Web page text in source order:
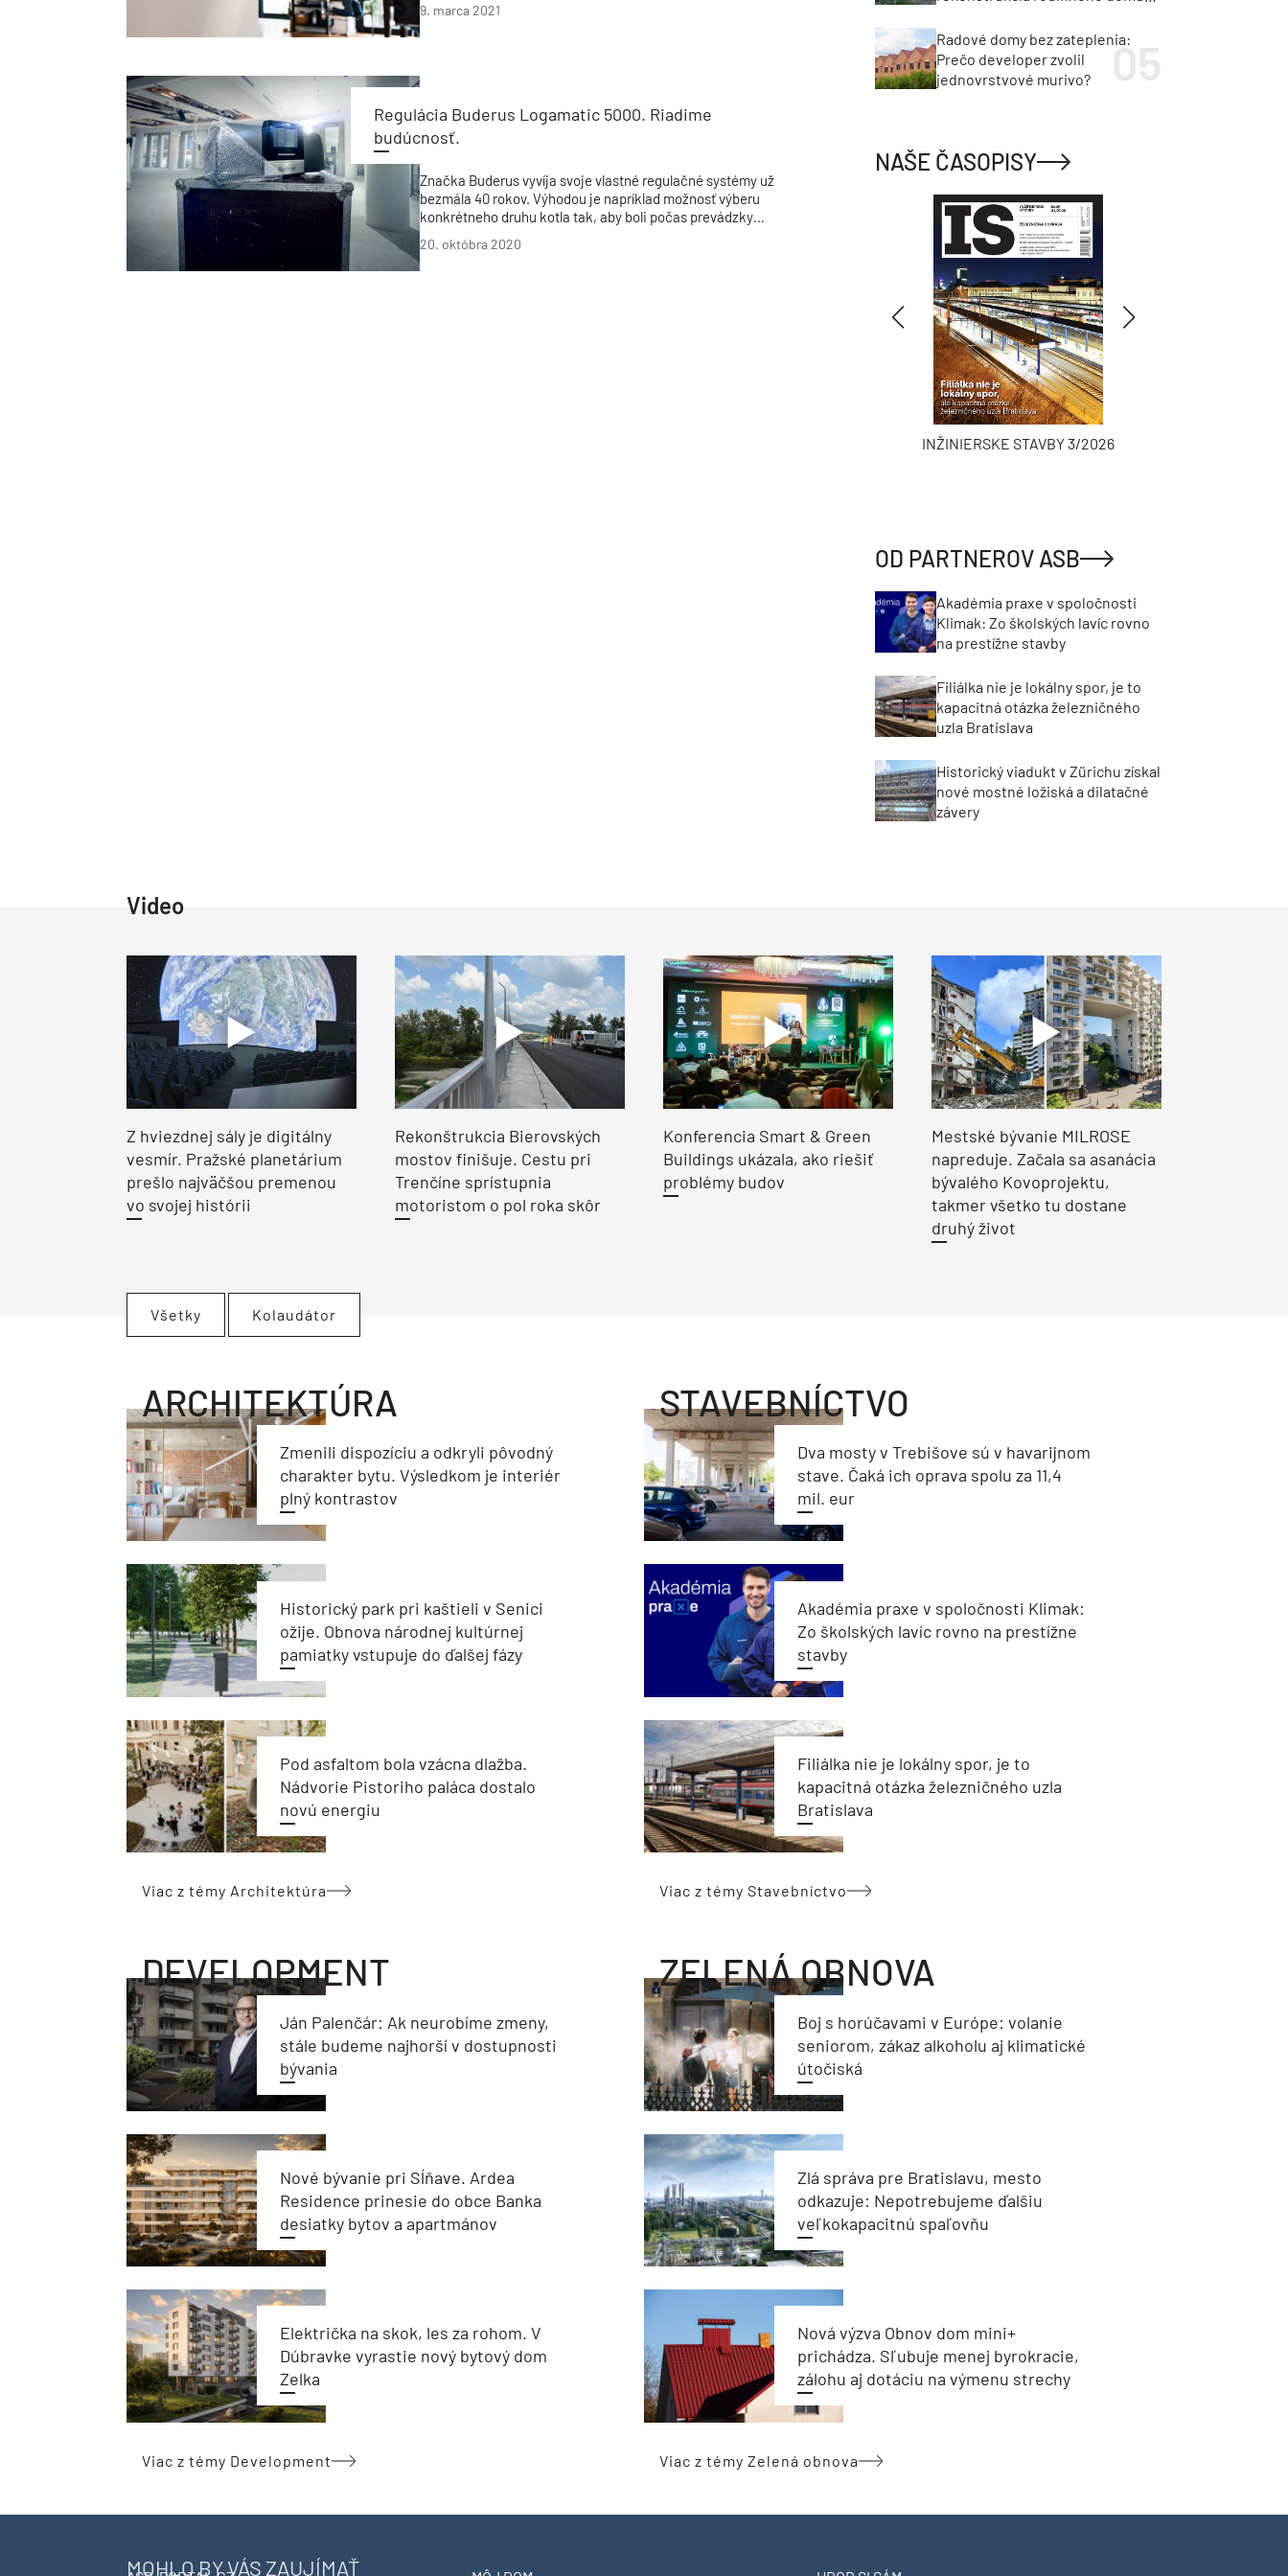
9. marca 2021
Regulácia Buderus Logamatic 5000. Riadime
budúcnosť.
Značka Buderus vyvíja svoje vlastné regulačné systémy už
bezmála 40 rokov. Výhodou je napríklad možnosť výberu
konkrétneho druhu kotla tak, aby boli počas prevádzky
počty štartov kotlov, ktoré vďaka kvalitnej regulácii vydržia čo
20. októbra 2020
Video
Z hviezdnej sály je digitálny
vesmír. Pražské planetárium
prešlo najväčšou premenou
vo svojej histórii
Rekonštrukcia Bierovských
mostov finišuje. Cestu pri
Trenčíne sprístupnia
motoristom o pol roka skôr
Konferencia Smart & Green
Buildings ukázala, ako riešiť
problémy budov
Mestské bývanie MILROSE
napreduje. Začala sa asanácia
bývalého Kovoprojektu,
takmer všetko tu dostane
druhý život
Všetky Kolaudátor
ARCHITEKTÚRA
Zmenili dispozíciu a odkryli pôvodný
charakter bytu. Výsledkom je interiér
plný kontrastov
Historický park pri kaštieli v Senici
ožije. Obnova národnej kultúrnej
pamiatky vstupuje do ďalšej fázy
Pod asfaltom bola vzácna dlažba.
Nádvorie Pistoriho paláca dostalo
novú energiu
Viac z témy Architektúra
STAVEBNÍCTVO
Dva mosty v Trebišove sú v havarijnom
stave. Čaká ich oprava spolu za 11,4
mil. eur
Akadémia praxe v spoločnosti Klimak:
Zo školských lavíc rovno na prestížne
stavby
Filiálka nie je lokálny spor, je to
kapacitná otázka železničného uzla
Bratislava
Viac z témy Stavebníctvo
DEVELOPMENT
Ján Palenčár: Ak neurobíme zmeny,
stále budeme najhorší v dostupnosti
bývania
Nové bývanie pri Sĺňave. Ardea
Residence prinesie do obce Banka
desiatky bytov a apartmánov
Električka na skok, les za rohom. V
Dúbravke vyrastie nový bytový dom
Zelka
Viac z témy Development
ZELENÁ OBNOVA
Boj s horúčavami v Európe: volanie
seniorom, zákaz alkoholu aj klimatické
útočiská
Zlá správa pre Bratislavu, mesto
odkazuje: Nepotrebujeme ďalšiu
veľkokapacitnú spaľovňu
Nová výzva Obnov dom mini+
prichádza. Sľubuje menej byrokracie,
zálohu aj dotáciu na výmenu strechy
Viac z témy Zelená obnova
Radové domy bez zateplenia:
Prečo developer zvolil
jednovrstvové murivo?
NAŠE ČASOPISY
INŽINIERSKE STAVBY 3/2026
OD PARTNEROV ASB
Akadémia praxe v spoločnosti
Klimak: Zo školských lavíc rovno
na prestížne stavby
Filiálka nie je lokálny spor, je to
kapacitná otázka železničného
uzla Bratislava
Historický viadukt v Zürichu získal
nové mostné ložiská a dilatačné
závery
MOHLO BY VÁS ZAUJÍMAŤ